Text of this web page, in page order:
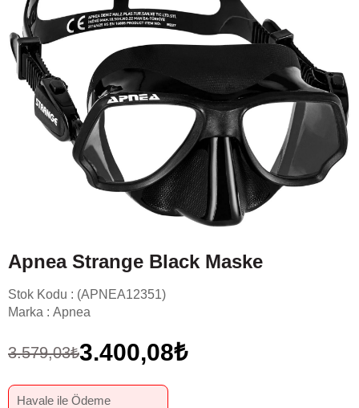
Apnea Strange Black Maske
Stok Kodu
(APNEA12351)
Marka : Apnea
3.579,03₺3.400,08₺
Havale ile Ödeme